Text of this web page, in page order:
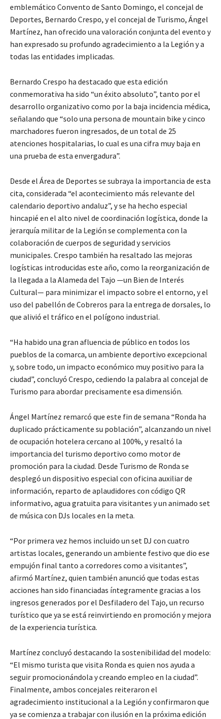
emblemático Convento de Santo Domingo, el concejal de
Deportes, Bernardo Crespo, y el concejal de Turismo, Ángel
Martínez, han ofrecido una valoración conjunta del evento y
han expresado su profundo agradecimiento a la Legión y a
todas las entidades implicadas.
Bernardo Crespo ha destacado que esta edición
conmemorativa ha sido “un éxito absoluto”, tanto por el
desarrollo organizativo como por la baja incidencia médica,
señalando que “solo una persona de mountain bike y cinco
marchadores fueron ingresados, de un total de 25
atenciones hospitalarias, lo cual es una cifra muy baja en
una prueba de esta envergadura”.
Desde el Área de Deportes se subraya la importancia de esta
cita, considerada “el acontecimiento más relevante del
calendario deportivo andaluz”, y se ha hecho especial
hincapié en el alto nivel de coordinación logística, donde la
jerarquía militar de la Legión se complementa con la
colaboración de cuerpos de seguridad y servicios
municipales. Crespo también ha resaltado las mejoras
logísticas introducidas este año, como la reorganización de
la llegada a la Alameda del Tajo —un Bien de Interés
Cultural— para minimizar el impacto sobre el entorno, y el
uso del pabellón de Cobreros para la entrega de dorsales, lo
que alivió el tráfico en el polígono industrial.
“Ha habido una gran afluencia de público en todos los
pueblos de la comarca, un ambiente deportivo excepcional
y, sobre todo, un impacto económico muy positivo para la
ciudad”, concluyó Crespo, cediendo la palabra al concejal de
Turismo para abordar precisamente esa dimensión.
Ángel Martínez remarcó que este fin de semana “Ronda ha
duplicado prácticamente su población”, alcanzando un nivel
de ocupación hotelera cercano al 100%, y resaltó la
importancia del turismo deportivo como motor de
promoción para la ciudad. Desde Turismo de Ronda se
desplegó un dispositivo especial con oficina auxiliar de
información, reparto de aplaudidores con código QR
informativo, agua gratuita para visitantes y un animado set
de música con DJs locales en la meta.
“Por primera vez hemos incluido un set DJ con cuatro
artistas locales, generando un ambiente festivo que dio ese
empujón final tanto a corredores como a visitantes”,
afirmó Martínez, quien también anunció que todas estas
acciones han sido financiadas íntegramente gracias a los
ingresos generados por el Desfiladero del Tajo, un recurso
turístico que ya se está reinvirtiendo en promoción y mejora
de la experiencia turística.
Martínez concluyó destacando la sostenibilidad del modelo:
“El mismo turista que visita Ronda es quien nos ayuda a
seguir promocionándola y creando empleo en la ciudad”.
Finalmente, ambos concejales reiteraron el
agradecimiento institucional a la Legión y confirmaron que
ya se comienza a trabajar con ilusión en la próxima edición